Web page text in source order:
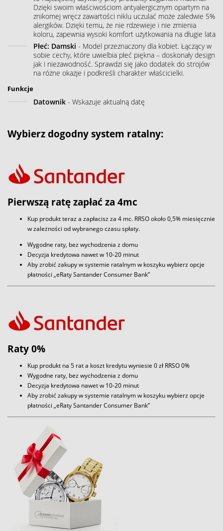
Dzięki swoim właściwościom antyalergicznym opartym na
znikomej wręcz zawartości niklu uczulać może zaledwie 5%
alergików. Dzięki temu, że nie rdzewieje i nie zmienia
koloru, zapewnia wysoki komfort użytkowania na długie lata
Płeć: Damski - Model przeznaczony dla kobiet. Łączący w
sobie cechy, które uwielbia płeć piękna – doskonały design
jak i niezawodność. Sprawdzi się jako dodatek do strojów
na różne okazje i podkreśli charakter właścicielki.
Funkcje
Datownik - Wskazuje aktualną datę
Wybierz dogodny system ratalny:
Pierwszą ratę zapłać za 4mc
Kup produkt teraz a zapłacisz za 4 mc. RRSO około 0,5% miesięcznie
w zależności od wybranego czasu spłaty.
Wygodne raty, bez wychodzenia z domu
Decyzja kredytowa nawet w 10-20 minut
Aby zrobić zakupy w systemie ratalnym w koszyku wybierz opcje
płatności „eRaty Santander Consumer Bank”
Raty 0%
Kup produkt na 5 rat a koszt kredytu wyniesie 0 zł RRSO 0%
Wygodne raty, bez wychodzenia z domu
Decyzja kredytowa nawet w 10-20 minut
Aby zrobić zakupy w systemie ratalnym w koszyku wybierz opcje
płatności „eRaty Santander Consumer Bank”